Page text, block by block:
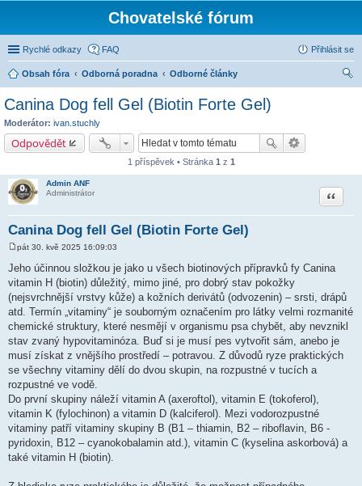
Chovatelské fórum
Rychlé odkazy FAQ Přihlásit se
Obsah fóra Odborná poradna
Odborné články
Canina Dog fell Gel (Biotin Forte Gel)
Moderátor: ivan.stuchly
Odpovědět
1 příspěvek • Stránka 1 z 1
Admin ANF
Administrátor
Canina Dog fell Gel (Biotin Forte Gel)
Citace
P
í
s
ě
v
k
pát 30. kvě 2025 16:09:03
Jeho účinnou složkou je jako u všech biotinových přípravků fy Canina
vitamin H (biotin) důležitý, mimo jiné, pro dobrý stav pokožky
(nejsvrchnější vrstvy kůže) a kožních derivátů (odvozenin) – srsti, drápů
atd. Termín „vitaminy“ je souborným označením pro látky velmi rozmanité
chemické struktury, které nesmějí v organismu psa chybět, aby nevznikl
stav zvaný hypovitaminóza. Buď si je musí pes vytvořit sám, anebo je
musí získat z vnějšího prostředí – potravou. Z důvodů ryze praktických
se všechny vitaminy dělí do dvou skupin, na rozpustné v tucích a
rozpustné ve vodě.
Do první skupiny náleží vitamin A (axeroftol), vitamin E (tokoferol),
vitamin K (fylochinon) a vitamin D (kalciferol). Mezi vodorozpustné
vitaminy patří vitaminy skupiny B (B1 – thiamin, B2 – riboflavin, B6 -
pyridoxin, B12 – cyanokobalamin atd.), vitamin C (kyselina askorbová) a
také vitamin H (biotin).